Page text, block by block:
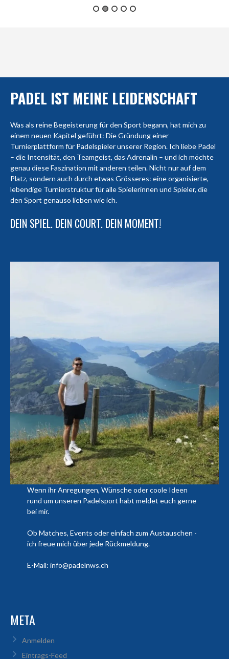
PADEL IST MEINE LEIDENSCHAFT
Was als reine Begeisterung für den Sport begann, hat mich zu
einem neuen Kapitel geführt: Die Gründung einer
Turnierplattform für Padelspieler unserer Region. Ich liebe Padel
– die Intensität, den Teamgeist, das Adrenalin – und ich möchte
genau diese Faszination mit anderen teilen. Nicht nur auf dem
Platz, sondern auch durch etwas Grösseres: eine organisierte,
lebendige Turnierstruktur für alle Spielerinnen und Spieler, die
den Sport genauso lieben wie ich.
DEIN SPIEL. DEIN COURT. DEIN MOMENT!
Wenn ihr Anregungen, Wünsche oder coole Ideen
rund um unseren Padelsport habt meldet euch gerne
bei mir.
Ob Matches, Events oder einfach zum Austauschen -
ich freue mich über jede Rückmeldung.
E-Mail: info@padelnws.ch
META
Anmelden
Eintrags-Feed